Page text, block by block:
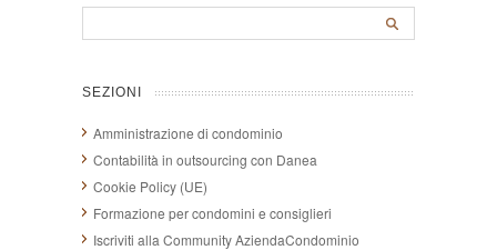
SEZIONI
Amministrazione di condominio
Contabilità in outsourcing con Danea
Cookie Policy (UE)
Formazione per condomini e consiglieri
Iscriviti alla Community AziendaCondominio